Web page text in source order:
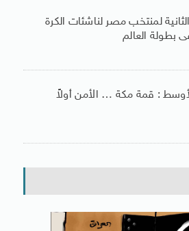
لمنتخب مصر لناشئات الكرة
بطولة العالم
: قمة مكة … الأمن أولاً